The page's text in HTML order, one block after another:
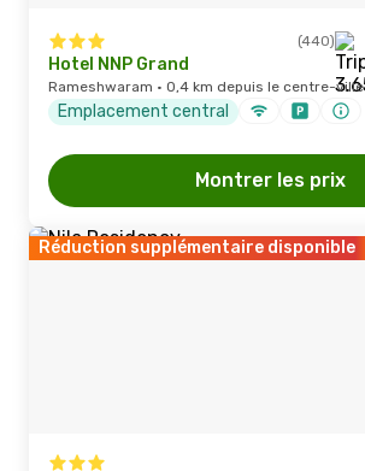
(440)
Hotel NNP Grand
Rameshwaram · 0,4 km depuis le centre-ville
Emplacement central
Montrer les prix
Réduction supplémentaire disponible